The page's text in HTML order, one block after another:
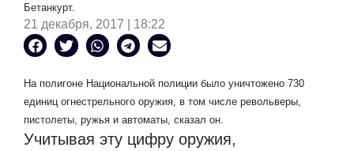
Бетанкурт.
21 декабря, 2017 | 18:22
На полигоне Национальной полиции было уничтожено 730
единиц огнестрельного оружия, в том числе револьверы,
пистолеты, ружья и автоматы, сказал он.
Учитывая эту цифру оружия,